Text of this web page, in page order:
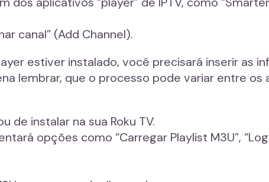
canal” (Add Channel).
estiver instalado, você precisará inserir as
lembrar, que o processo pode variar entre os
de instalar na sua Roku TV.
opções como “Carregar Playlist M3U”,